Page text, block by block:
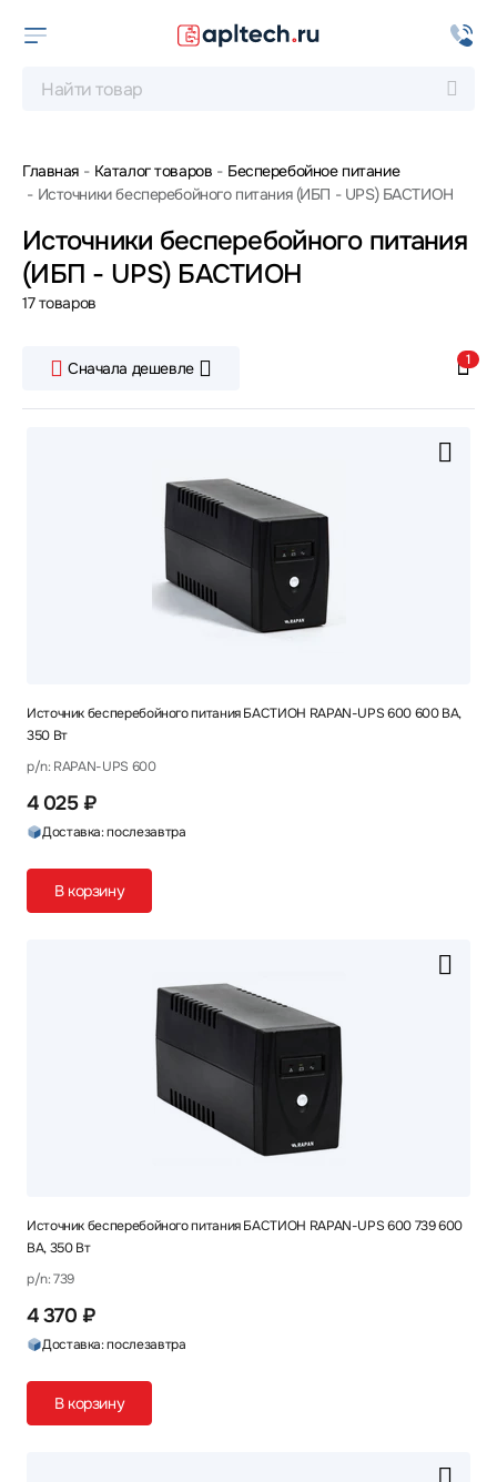
Главная Каталог товаров
Бесперебойное питание
Источники бесперебойного питания (ИБП - UPS) БАСТИОН
Источники бесперебойного питания
(ИБП - UPS) БАСТИОН
17 товаров
Сначала дешевле 1
Источник бесперебойного питания БАСТИОН RAPAN-UPS 600 600 ВА,
350 Вт
p/n: RAPAN-UPS 600
4 025 ₽
Доставка: послезавтра
В корзину
Источник бесперебойного питания БАСТИОН RAPAN-UPS 600 739 600
ВА, 350 Вт
p/n: 739
4 370 ₽
Доставка: послезавтра
В корзину